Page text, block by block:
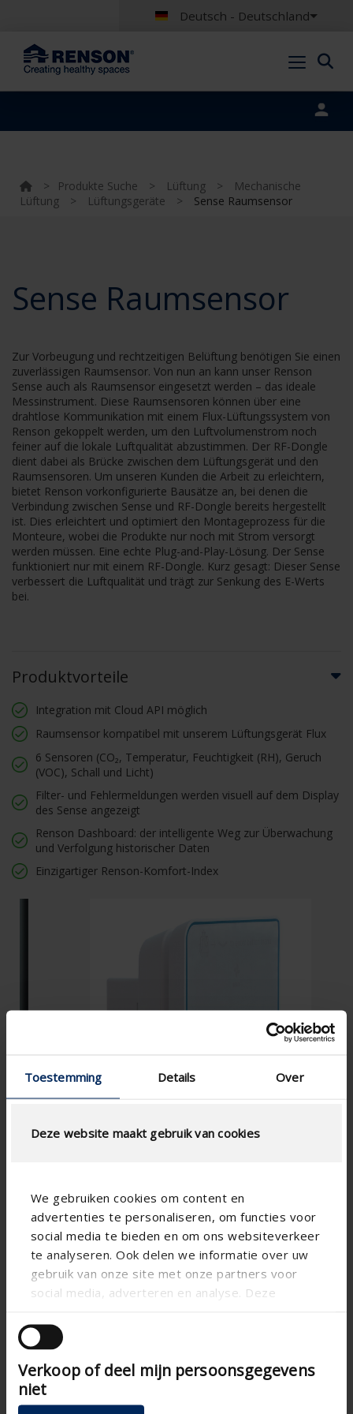
Toestemming Details Over
Deze website maakt gebruik van cookies
We gebruiken cookies om content en
advertenties te personaliseren, om functies voor
social media te bieden en om ons websiteverkeer
te analyseren. Ook delen we informatie over uw
gebruik van onze site met onze partners voor
social media, adverteren en analyse. Deze
andere informatie die u aan ze heeft verstrekt of
die ze hebben verzameld op basis van uw gebruik
van hun services.
Verkoop of deel mijn persoonsgegevens
niet
Deutsch - Deutschland
> Produkte Suche > Lüftung >
Mechanische
Lüftung
> Lüftungsgeräte > Sense Raumsensor
Sense Raumsensor
Zur Vorbeugung und rechtzeitigen Belüftung benötigen Sie einen
zuverlässigen Raumsensor. Von nun an kann unser Renson
Sense auch als Raumsensor eingesetzt werden – das ideale
Messinstrument. Diese Raumsensoren können über eine
drahtlose Kommunikation mit einem Flux-Lüftungssystem von
Renson gekoppelt werden, um den Luftvolumenstrom noch
feiner auf die lokale Luftqualität abzustimmen. Der RF-Dongle
dient dabei als Brücke zwischen dem Lüftungsgerät und den
Raumsensoren. Um unseren Kunden die Arbeit zu erleichtern,
bietet Renson vorkonfigurierte Bausätze an, bei denen die
Verbindung zwischen Sense und RF-Dongle bereits hergestellt
ist. Dies erleichtert und optimiert den Montageprozess für die
Monteure, wobei die Produkte nur noch mit Strom versorgt
werden müssen. Eine echte Plug-and-Play-Lösung. Der Sense
funktioniert nur mit einem RF-Dongle. Kurz gesagt: Dieser Sense
verbessert die Luftqualität und trägt zur Senkung des E-Werts
bei.
Produktvorteile
Integration mit Cloud API möglich
Raumsensor kompatibel mit unserem Lüftungsgerät Flux
6 Sensoren (CO₂, Temperatur, Feuchtigkeit (RH), Geruch
(VOC), Schall und Licht)
Filter- und Fehlermeldungen werden visuell auf dem Display
des Sense angezeigt
Renson Dashboard: der intelligente Weg zur Überwachung
und Verfolgung historischer Daten
Einzigartiger Renson-Komfort-Index